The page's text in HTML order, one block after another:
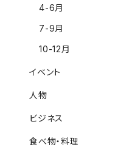
4-6月
7-9月
10-12月
イベント
人物
ビジネス
食べ物・料理